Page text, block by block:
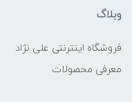
وبلاگ
فروشگاه اینترنتی علی نژاد
معرفی محصولات